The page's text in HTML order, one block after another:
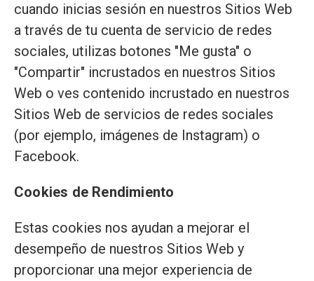
cuando inicias sesión en nuestros Sitios Web
a través de tu cuenta de servicio de redes
sociales, utilizas botones "Me gusta" o
"Compartir" incrustados en nuestros Sitios
Web o ves contenido incrustado en nuestros
Sitios Web de servicios de redes sociales
(por ejemplo, imágenes de Instagram) o
Facebook.
Cookies de Rendimiento
Estas cookies nos ayudan a mejorar el
desempeño de nuestros Sitios Web y
proporcionar una mejor experiencia de